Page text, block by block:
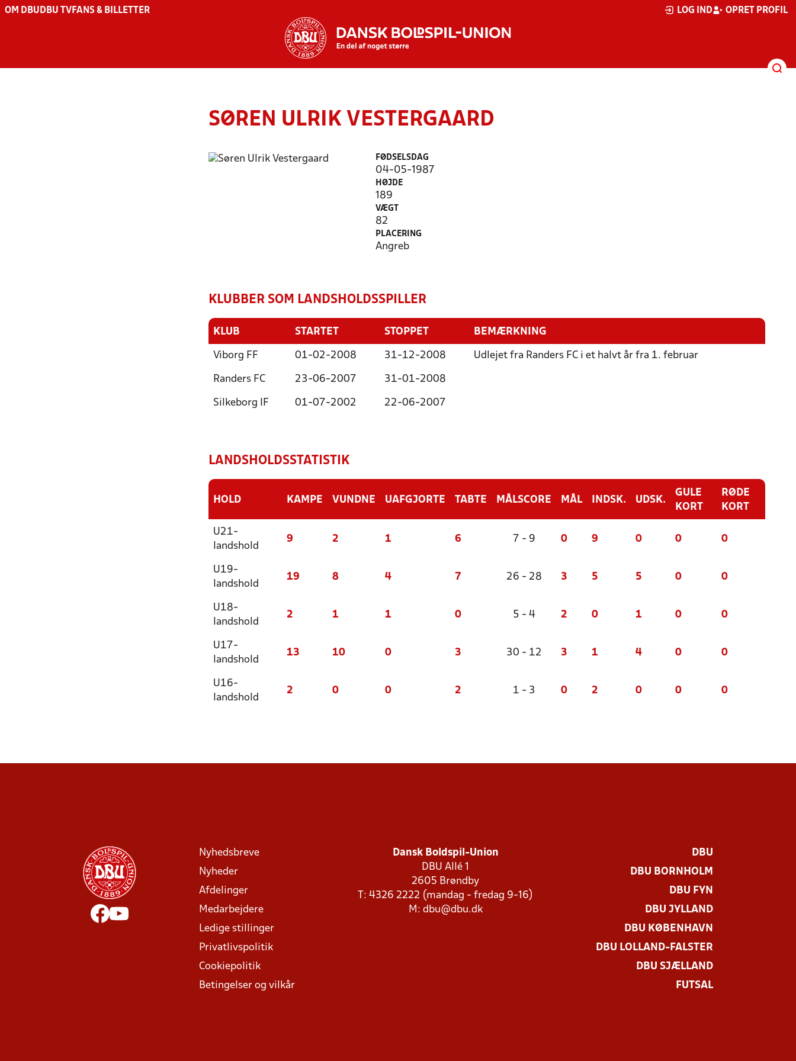
OM DBU DBU TV FANS & BILLETTER LOG IND OPRET PROFIL
SØREN ULRIK VESTERGAARD
FØDSELSDAG
04-05-1987
HØJDE
189
VÆGT
82
PLACERING
Angreb
KLUBBER SOM LANDSHOLDSSPILLER
KLUB STARTET STOPPET BEMÆRKNING
Viborg FF 01-02-2008 31-12-2008 Udlejet fra Randers FC i et halvt år fra 1. februar
Randers FC 23-06-2007 31-01-2008
Silkeborg IF 01-07-2002 22-06-2007
LANDSHOLDSSTATISTIK
HOLD KAMPE VUNDNE UAFGJORTE TABTE MÅLSCORE MÅL INDSK. UDSK.
GULE
KORT
RØDE
KORT
U21-
landshold
9 2 1 6 7 - 9 0 9 0 0 0
U19-
landshold
19 8 4 7 26 - 28 3 5 5 0 0
U18-
landshold
2 1 1 0 5 - 4 2 0 1 0 0
U17-
landshold
13 10 0 3 30 - 12 3 1 4 0 0
U16-
landshold
2 0 0 2 1 - 3 0 2 0 0 0
Nyhedsbreve
Nyheder
Afdelinger
Medarbejdere
Ledige stillinger
Privatlivspolitik
Cookiepolitik
Betingelser og vilkår
Dansk Boldspil-Union
DBU Allé 1
2605 Brøndby
T: 4326 2222 (mandag - fredag 9-16)
M: dbu@dbu.dk
DBU
DBU BORNHOLM
DBU FYN
DBU JYLLAND
DBU KØBENHAVN
DBU LOLLAND-FALSTER
DBU SJÆLLAND
FUTSAL